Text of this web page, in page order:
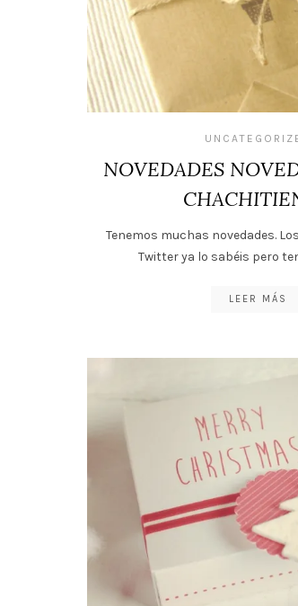
NOVEDADES
Tenemos muchas novedades.
Twitter ya lo sabéis pero
LEER MÁS